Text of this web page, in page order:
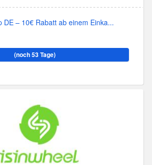
DE – 10€ Rabatt ab einem Einka...
(noch 53 Tage)